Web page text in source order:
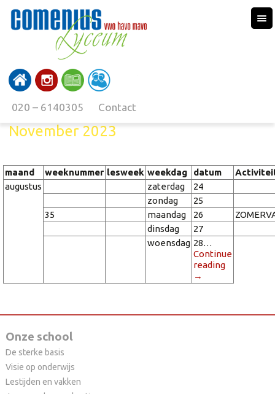
020 – 6140305 Contact
November 2023
maand weeknummer lesweek weekdag datum
augustus
zaterdag
24
zondag
25
35
maandag 26
dinsdag
27
woensdag 28…
Continue
reading
→
Onze school
De sterke basis
Visie op onderwijs
Lestijden en vakken